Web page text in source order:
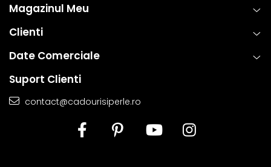
Magazinul Meu
Clienti
Date Comerciale
Suport Clienti
contact@cadourisiperle.ro